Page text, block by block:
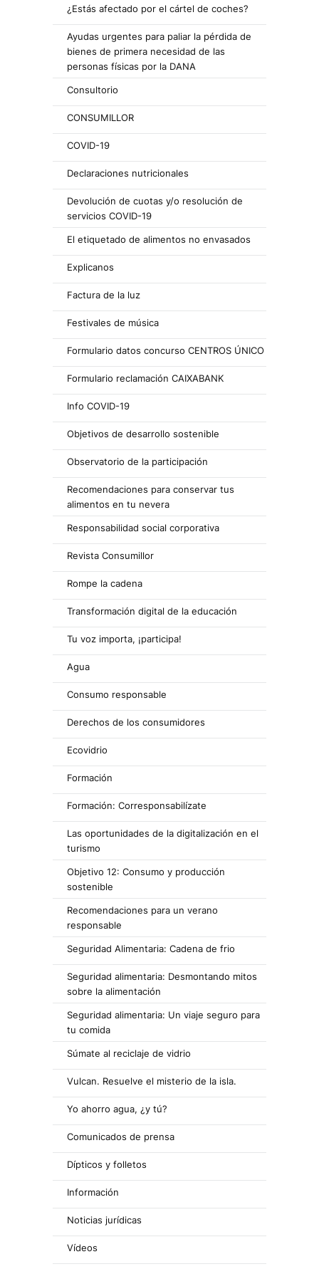
¿Estás afectado por el cártel de coches?
Ayudas urgentes para paliar la pérdida de
bienes de primera necesidad de las
personas físicas por la DANA
Consultorio
CONSUMILLOR
COVID-19
Declaraciones nutricionales
Devolución de cuotas y/o resolución de
servicios COVID-19
El etiquetado de alimentos no envasados
Explicanos
Factura de la luz
Festivales de música
Formulario datos concurso CENTROS ÚNICO
Formulario reclamación CAIXABANK
Info COVID-19
Objetivos de desarrollo sostenible
Observatorio de la participación
Recomendaciones para conservar tus
alimentos en tu nevera
Responsabilidad social corporativa
Revista Consumillor
Rompe la cadena
Transformación digital de la educación
Tu voz importa, ¡participa!
Agua
Consumo responsable
Derechos de los consumidores
Ecovidrio
Formación
Formación: Corresponsabilízate
Las oportunidades de la digitalización en el
turismo
Objetivo 12: Consumo y producción
sostenible
Recomendaciones para un verano
responsable
Seguridad Alimentaria: Cadena de frio
Seguridad alimentaria: Desmontando mitos
sobre la alimentación
Seguridad alimentaria: Un viaje seguro para
tu comida
Súmate al reciclaje de vidrio
Vulcan. Resuelve el misterio de la isla.
Yo ahorro agua, ¿y tú?
Comunicados de prensa
Dípticos y folletos
Información
Noticias jurídicas
Vídeos